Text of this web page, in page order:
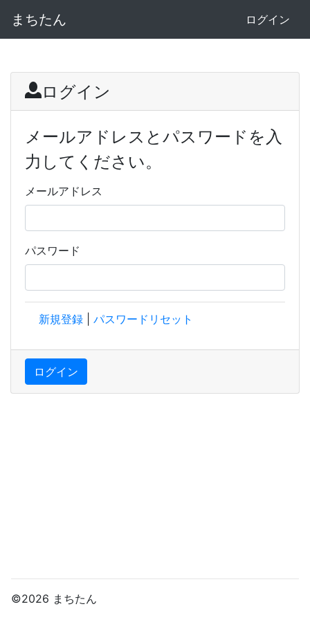
まちたん ログイン
ログイン
メールアドレスとパスワードを入
力してください。
メールアドレス
パスワード
新規登録 パスワードリセット
ログイン
©2026 まちたん